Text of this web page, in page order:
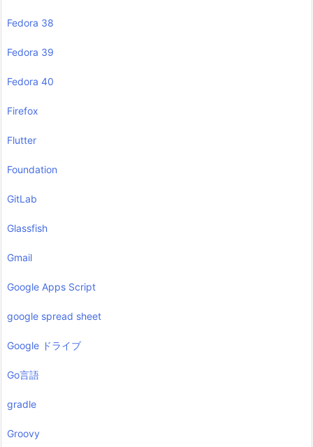
Fedora 38
Fedora 39
Fedora 40
Firefox
Flutter
Foundation
GitLab
Glassfish
Gmail
Google Apps Script
google spread sheet
Google ドライブ
Go言語
gradle
Groovy